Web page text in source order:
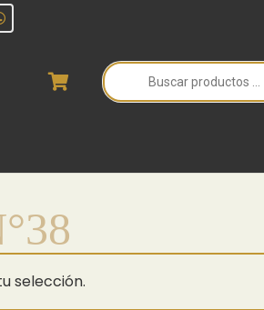
Búsqueda
de
productos
selección.